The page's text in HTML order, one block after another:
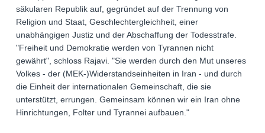
säkularen Republik auf, gegründet auf der Trennung von
Religion und Staat, Geschlechtergleichheit, einer
unabhängigen Justiz und der Abschaffung der Todesstrafe.
"Freiheit und Demokratie werden von Tyrannen nicht
gewährt", schloss Rajavi. "Sie werden durch den Mut unseres
Volkes - der (MEK-)Widerstandseinheiten in Iran - und durch
die Einheit der internationalen Gemeinschaft, die sie
unterstützt, errungen. Gemeinsam können wir ein Iran ohne
Hinrichtungen, Folter und Tyrannei aufbauen."